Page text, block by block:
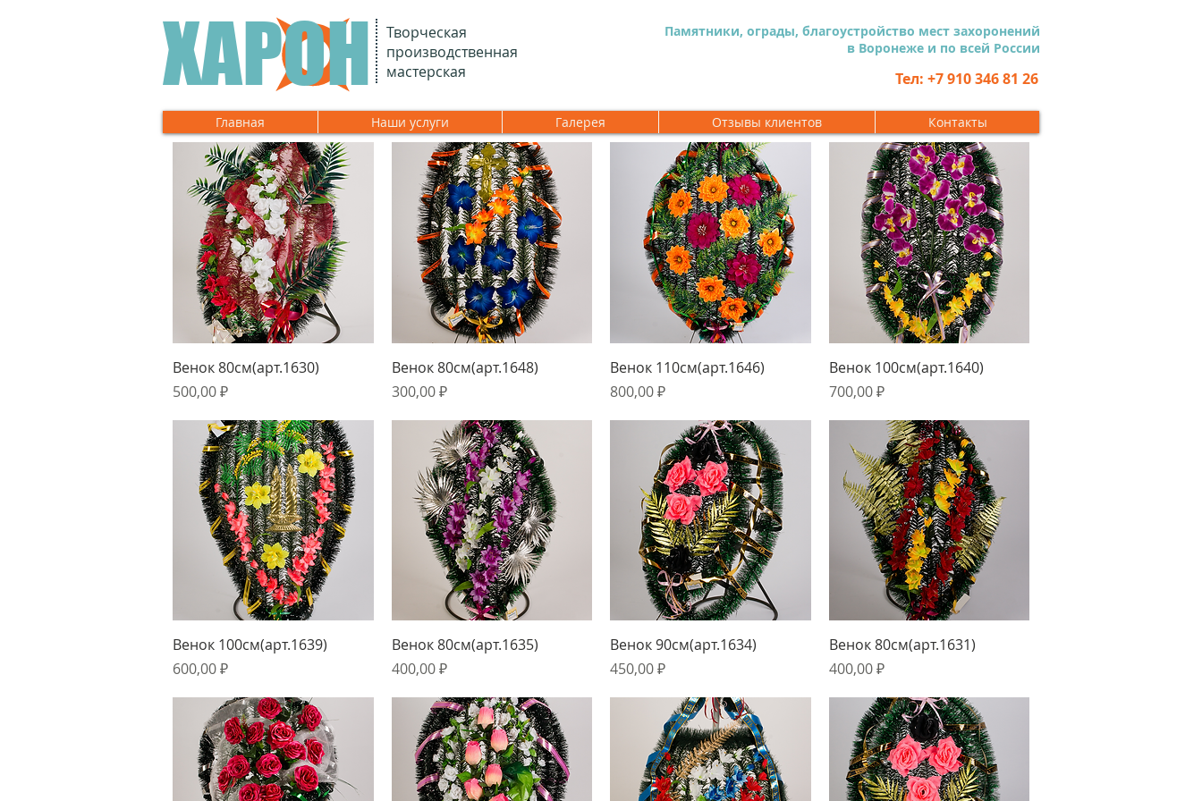
ХАРОН
Творческая
производственная
мастерская
Памятники, ограды, благоустройство мест захоронений
в Воронеже и по всей России
Тел: +7 910 346 81 26
Главная Наши услуги Галерея Отзывы клиентов Контакты
Быстрый просмотр
Венок 80см(арт.1630)
Цена
500,00 ₽
Быстрый просмотр
Венок 80см(арт.1648)
Цена
300,00 ₽
Быстрый просмотр
Венок 110см(арт.1646)
Цена
800,00 ₽
Быстрый просмотр
Венок 100см(арт.1640)
Цена
700,00 ₽
Быстрый просмотр
Венок 100см(арт.1639)
Цена
600,00 ₽
Быстрый просмотр
Венок 80см(арт.1635)
Цена
400,00 ₽
Быстрый просмотр
Венок 90см(арт.1634)
Цена
450,00 ₽
Быстрый просмотр
Венок 80см(арт.1631)
Цена
400,00 ₽